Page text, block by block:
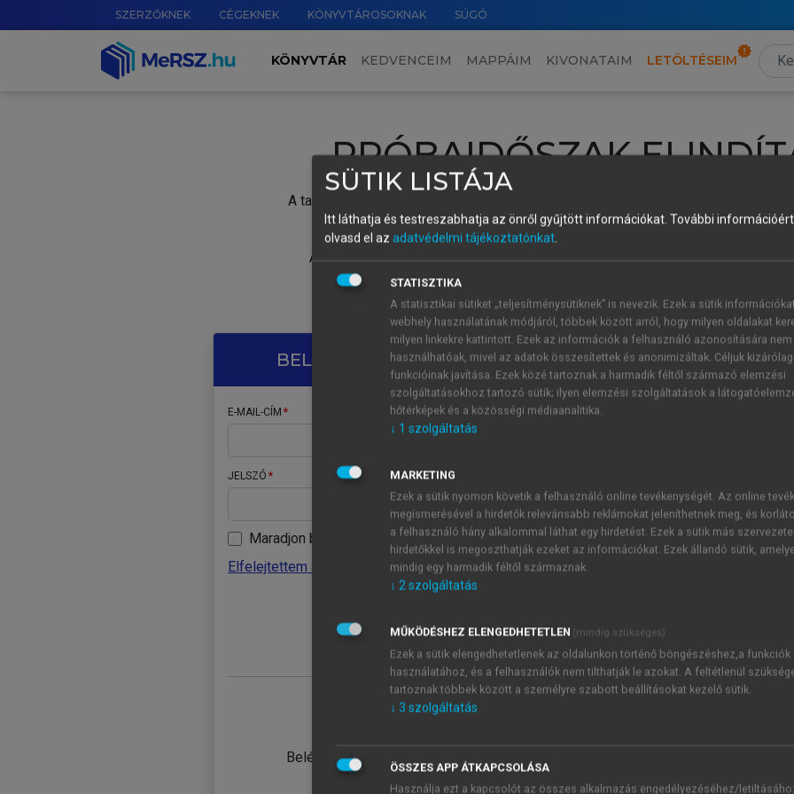
SZERZŐKNEK CÉGEKNEK KÖNYVTÁROSOKNAK SÚGÓ
KÖNYVTÁR KEDVENCEIM MAPPÁIM KIVONATAIM LETÖLTÉSEIM
PRÓBAIDŐSZAK
A tartalom megtekintéséhez lépj be a saját fiókoddal, iskolai azonosítóddal vagy
Új felhasználóként1 óra díjmentes hozzáférésrevagy
A próbaidőszak elindításához,
vagy hozz
A regisztráció után a
BELÉPÉS SAJÁT FIÓKKAL
E-MAIL-CÍM
JELSZÓ
Maradjon belépve
Elfelejtettem a jelszavamat
Belépés intézményi azonosítóval
ÚJ FIÓK
1 óra
JELSZÓ
Kérek értesítést a MeRSZ
Kérek értesítést az
SÜTIK LISTÁJA
Itt láthatja és testreszabhatja az önről gyűjtött információkat. További
olvasd el az adatvédelmi tájékoztatónkat.
STATISZTIKA
A statisztikai sütiket „teljesítménysütiknek” is nevezik. Ezek a sütik
webhely használatának módjáról, többek között arról, hogy milyen oldalakat
milyen linkekre kattintott. Ezek az információk a felhasználó azonosítására nem
használhatóak, mivel az adatok összesítettek és anonimizáltak. Céljuk
funkcióinak javítása. Ezek közé tartoznak a harmadik féltől származó elemzési
szolgáltatásokhoz tartozó sütik; ilyen elemzési szolgáltatások a
hőtérképek és a közösségi médiaanalitika.
↓ 1 szolgáltatás
MARKETING
Ezek a sütik nyomon követik a felhasználó online tevékenységét. Az online
megismerésével a hirdetők relevánsabb reklámokat jeleníthetnek meg, és
a felhasználó hány alkalommal láthat egy hirdetést. Ezek a sütik más
hirdetőkkel is megoszthatják ezeket az információkat. Ezek állandó sütik,
mindig egy harmadik féltől származnak.
↓ 2szolgáltatás
MŰKÖDÉSHEZ ELENGEDHETETLEN (mindig szükséges)
Ezek a sütik elengedhetetlenek az oldalunkon történő böngészéshez,a funkciók
használatához, és a felhasználók nem tilthatják le azokat. A feltétlenül
tartoznak többek között a személyre szabott beállításokat kezelő sütik.
↓ 3 szolgáltatás
ÖSSZES APP ÁTKAPCSOLÁSA
Használja ezt a kapcsolót az összes alkalmazás engedélyezéséhez/